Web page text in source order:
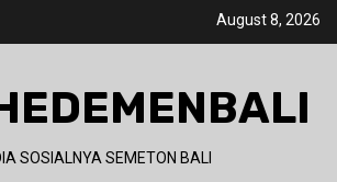
August 8, 2026
SOSIALNYA SEMETON BALI